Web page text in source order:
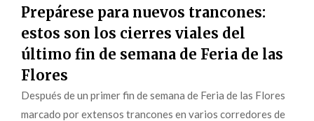
Prepárese para nuevos trancones:
estos son los cierres viales del
último fin de semana de Feria de las
Flores
Después de un primer fin de semana de Feria de las Flores
marcado por extensos trancones en varios corredores de